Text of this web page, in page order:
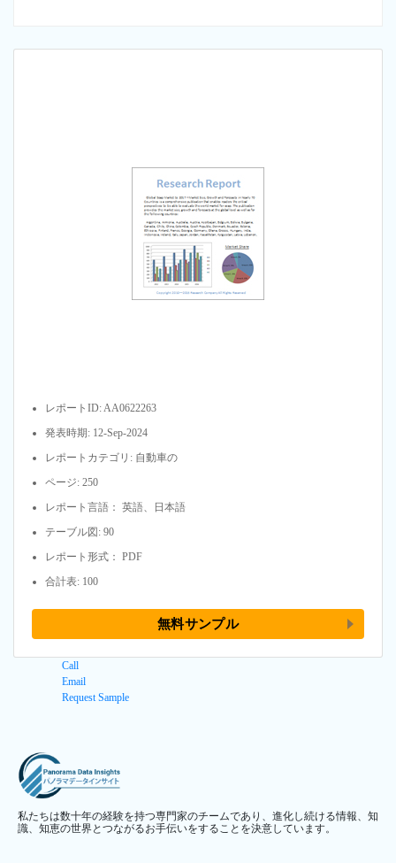
レポートID: AA0622263
発表時期: 12-Sep-2024
レポートカテゴリ: 自動車の
ページ: 250
レポート言語： 英語、日本語
テーブル図: 90
レポート形式： PDF
合計表: 100
無料サンプル
Call
Email
Request Sample
私たちは数十年の経験を持つ専門家のチームであり、進化し続ける情報、知
識、知恵の世界とつながるお手伝いをすることを決意しています。